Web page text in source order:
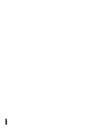
Підгузки
Країна/регіон